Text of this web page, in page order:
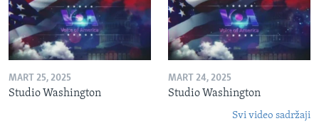
MART 25, 2025
Studio Washington
MART 24, 2025
Studio Washington
Svi video sadržaji